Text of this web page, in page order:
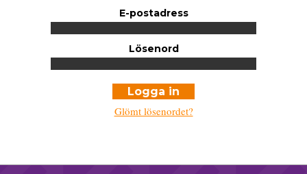
E-postadress
Lösenord
Glömt lösenordet?